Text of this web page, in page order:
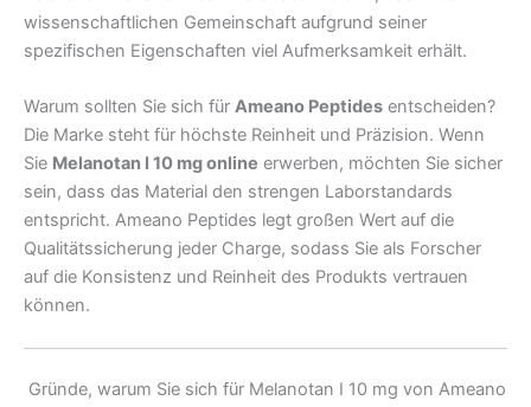
wissenschaftlichen Gemeinschaft aufgrund seiner
spezifischen Eigenschaften viel Aufmerksamkeit erhält.
Warum sollten Sie sich für Ameano Peptides entscheiden?
Die Marke steht für höchste Reinheit und Präzision. Wenn
Sie Melanotan I 10 mg online erwerben, möchten Sie sicher
sein, dass das Material den strengen Laborstandards
entspricht. Ameano Peptides legt großen Wert auf die
Qualitätssicherung jeder Charge, sodass Sie als Forscher
auf die Konsistenz und Reinheit des Produkts vertrauen
können.
Gründe, warum Sie sich für Melanotan I 10 mg von Ameano